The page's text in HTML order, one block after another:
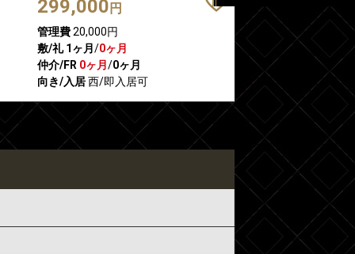
299,000 円
管理費20,000円
敷/礼 1ヶ月 /0ヶ月
仲介/FR 0ヶ月 /0ヶ月
向き/入居西/即入居可